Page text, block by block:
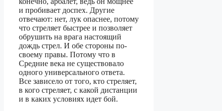
и пробивает доспех. Другие
отвечают: нет, лук опаснее, потому
что стреляет быстрее и позволяет
обрушить на врага настоящий
дождь стрел. И обе стороны по-
своему правы. Потому что в
Средние века не существовало
одного универсального ответа.
Все зависело от того, кто стреляет,
в кого стреляет, с какой дистанции
и в каких условиях идет бой.